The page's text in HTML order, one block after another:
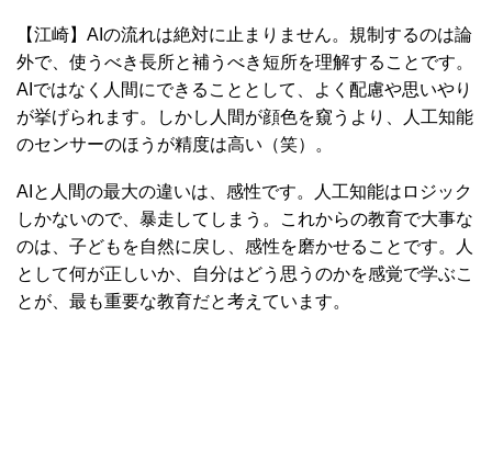
【江崎】AIの流れは絶対に止まりません。規制するのは論
外で、使うべき長所と補うべき短所を理解することです。
AIではなく人間にできることとして、よく配慮や思いやり
が挙げられます。しかし人間が顔色を窺うより、人工知能
のセンサーのほうが精度は高い（笑）。
AIと人間の最大の違いは、感性です。人工知能はロジック
しかないので、暴走してしまう。これからの教育で大事な
のは、子どもを自然に戻し、感性を磨かせることです。人
として何が正しいか、自分はどう思うのかを感覚で学ぶこ
とが、最も重要な教育だと考えています。